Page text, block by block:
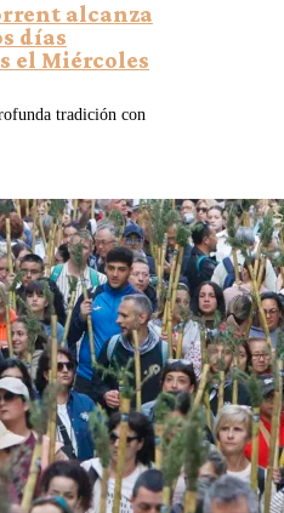
alcanza
días
el Miércoles
tradición con